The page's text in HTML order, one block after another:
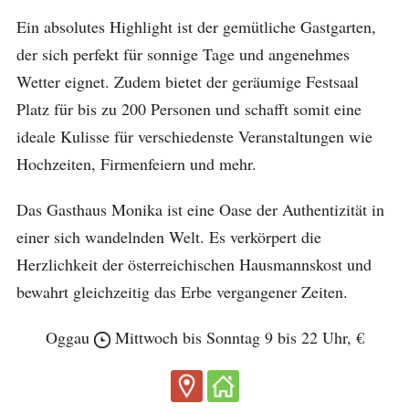
Ein absolutes Highlight ist der gemütliche Gastgarten,
der sich perfekt für sonnige Tage und angenehmes
Wetter eignet. Zudem bietet der geräumige Festsaal
Platz für bis zu 200 Personen und schafft somit eine
ideale Kulisse für verschiedenste Veranstaltungen wie
Hochzeiten, Firmenfeiern und mehr.
Das Gasthaus Monika ist eine Oase der Authentizität in
einer sich wandelnden Welt. Es verkörpert die
Herzlichkeit der österreichischen Hausmannskost und
bewahrt gleichzeitig das Erbe vergangener Zeiten.
Oggau Mittwoch bis Sonntag 9 bis 22 Uhr, €